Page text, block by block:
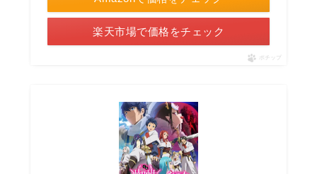
楽天市場で価格をチェック
ポチップ